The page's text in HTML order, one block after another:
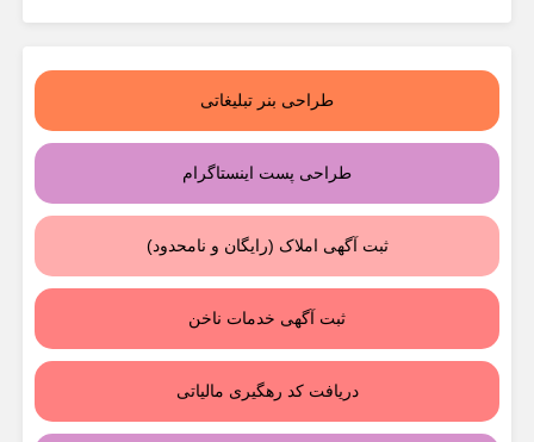
طراحی بنر تبلیغاتی
طراحی پست اینستاگرام
ثبت آگهی املاک (رایگان و نامحدود)
ثبت آگهی خدمات ناخن
دریافت کد رهگیری مالیاتی